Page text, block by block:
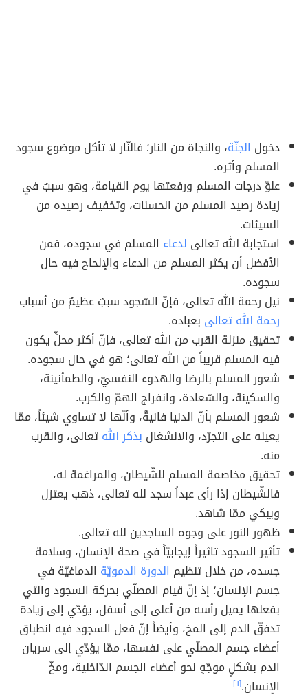
دخول الجنّة، والنجاة من النار؛ فالنّار لا تأكل موضوع سجود
المسلم وأثره.
علوّ درجات المسلم ورفعتها يوم القيامة، وهو سببٌ في
زيادة رصيد المسلم من الحسنات، وتخفيف رصيده من
السيئات.
استجابة الله تعالى لدعاء المسلم في سجوده، فمن
الأفضل أن يكثر المسلم من الدعاء والإلحاح فيه حال
سجوده.
نيل رحمة الله تعالى، فإنّ السّجود سببٌ عظيمٌ من أسباب
رحمة الله تعالى بعباده.
تحقيق منزلة القرب من الله تعالى، فإنّ أكثر محلٍّ يكون
فيه المسلم قريباً من الله تعالى؛ هو في حال سجوده.
شعور المسلم بالرضا والهدوء النفسيّ، والطمأنينة،
والسكينة، والسّعادة، وانفراج الهمّ والكرب.
شعور المسلم بأنّ الدنيا فانيةٌ، وأنّها لا تساوي شيئاً، ممّا
يعينه على التجرّد، والانشغال بذكر اللهتعالى، والقرب
منه.
تحقيق مخاصمة المسلم للشّيطان، والمراغمة له،
فالشّيطان إذا رأى عبداً سجد لله تعالى، ذهب يعتزل
ويبكي ممّا شاهد.
ظهور النور على وجوه الساجدين لله تعالى.
تأثير السجود تاثيراً إيجابيّاً في صحة الإنسان، وسلامة
جسده، من خلال تنظيم الدورة الدمويّة الدماغيّة في
جسم الإنسان؛ إذ إنّ قيام المصلّي بحركة السجود والتي
بفعلها يميل رأسه من أعلى إلى أسفل، يؤدّي إلى زيادة
تدفقّ الدم إلى المخ، وأيضاً إنّ فعل السجود فيه انطباق
أعضاء جسم المصلّي على نفسها، ممّا يؤدّي إلى سريان
الدم بشكلٍ موجّهٍ نحو أعضاء الجسم الدّاخلية، ومخّ
الإنسان.[٦]